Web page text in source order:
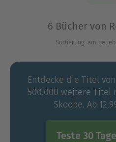
international und zählt u.
IBM zu seinen Kunden.
verheiratet und lebt mit
6 Bücher von
Sortierung: am
Entdecke die Titel
500.000 weitere Titel
Skoobe. Ab
Teste 30